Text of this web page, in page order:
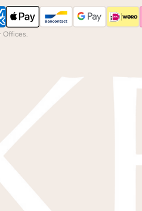
Offices.